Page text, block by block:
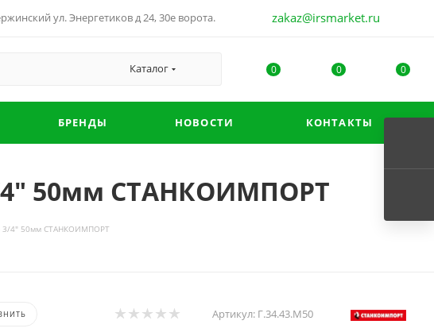
ул. Энергетиков д 24, 30е ворота. zakaz@irsmarket.ru
Каталог 0 0 0
БРЕНДЫ НОВОСТИ КОНТАКТЫ
4" 50мм СТАНКОИМПОРТ
3/4" 50мм СТАНКОИМПОРТ
Артикул: Г.34.43.М50